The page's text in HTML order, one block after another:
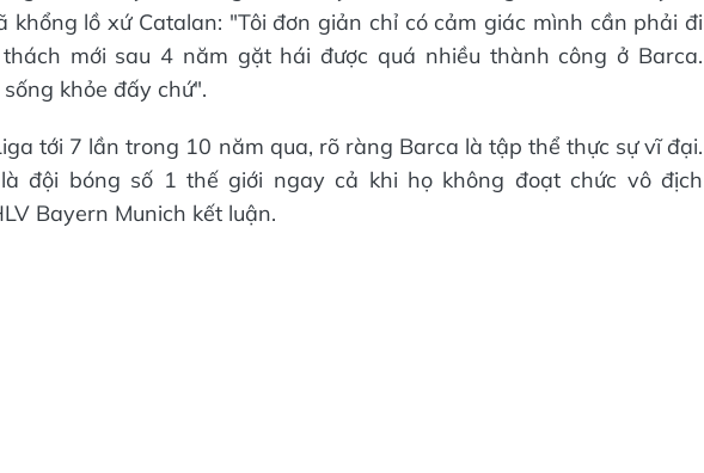
lồ xứ Catalan: "Tôi đơn giản chỉ có cảm giác mình cần phải đi
mới sau 4 năm gặt hái được quá nhiều thành công ở Barca.
khỏe đấy chứ".
tới 7 lần trong 10 năm qua, rõ ràng Barca là tập thể thực sự vĩ đại.
đội bóng số 1 thế giới ngay cả khi họ không đoạt chức vô địch
Bayern Munich kết luận.